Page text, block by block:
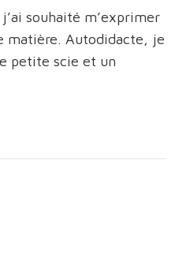
souhaité m’exprimer
matière. Autodidacte, je
petite scie et un